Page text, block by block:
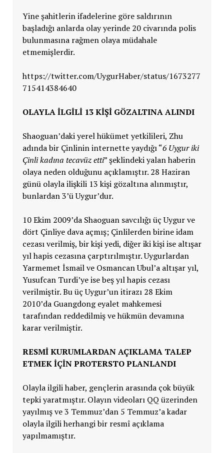
Yine şahitlerin ifadelerine göre saldırının
başladığı anlarda olay yerinde 20 civarında polis
bulunmasına rağmen olaya müdahale
etmemişlerdir.
https://twitter.com/UygurHaber/status/1673277
715414384640
OLAYLA İLGİLİ 13 KİŞİ GÖZALTINA ALINDI
Shaoguan’daki yerel hükümet yetkilileri, Zhu
adında bir Çinlinin internette yaydığı “6 Uygur iki
Çinli kadına tecavüz etti” şeklindeki yalan haberin
olaya neden olduğunu açıklamıştır. 28 Haziran
günü olayla ilişkili 13 kişi gözaltına alınmıştır,
bunlardan 3’ü Uygur’dur.
10 Ekim 2009’da Shaoguan savcılığı üç Uygur ve
dört Çinliye dava açmış; Çinlilerden birine idam
cezası verilmiş, bir kişi yedi, diğer iki kişi ise altışar
yıl hapis cezasına çarptırılmıştır. Uygurlardan
Yarmemet İsmail ve Osmancan Ubul’a altışar yıl,
Yusufcan Turdi’ye ise beş yıl hapis cezası
verilmiştir. Bu üç Uygur’un itirazı 28 Ekim
2010’da Guangdong eyalet mahkemesi
tarafından reddedilmiş ve hükmün devamına
karar verilmiştir.
RESMİ KURUMLARDAN AÇIKLAMA TALEP
ETMEK İÇİN PROTERSTO PLANLANDI
Olayla ilgili haber, gençlerin arasında çok büyük
tepki yaratmıştır. Olayın videoları QQ üzerinden
yayılmış ve 3 Temmuz’dan 5 Temmuz’a kadar
olayla ilgili herhangi bir resmî açıklama
yapılmamıştır.